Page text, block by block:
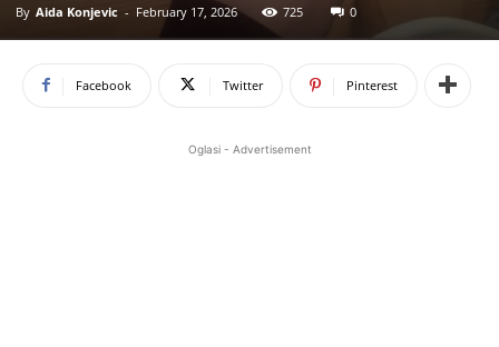
By Aida Konjevic - February 17, 2026 725 0
Facebook Twitter Pinterest
Oglasi - Advertisement